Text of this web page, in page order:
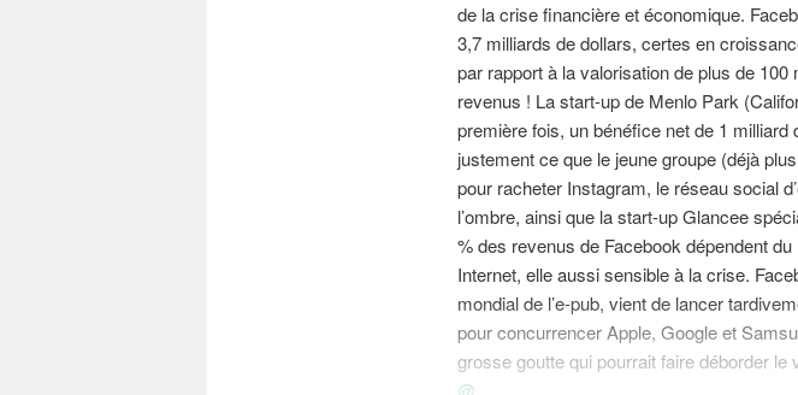
de la crise financière et économique.
3,7 milliards de dollars, certes en
par rapport à la valorisation de plus de 100
revenus ! La start-up de Menlo Park
première fois, un bénéfice net de 1
justement ce que le jeune groupe (déjà
pour racheter Instagram, le réseau social
l’ombre, ainsi que la start-up Glancee
% des revenus de Facebook dépendent
Internet, elle aussi sensible à la crise.
mondial de l’e-pub, vient de lancer
pour concurrencer Apple, Google et
grosse goutte qui pourrait faire déborder